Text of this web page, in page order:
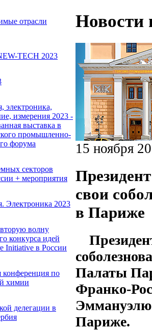
отрасли
TECH 2023
электроника,
измерения 2023 -
выставка в
промышленно-
форума
секторов
+ мероприятия
Электроника 2023
вторую волну
конкурса идей
Initiative в России
конференция по
химии
делегации в
Новости
15 ноября
свои
в Париже
Палаты
Франко-
Эммануэлю
Париже.